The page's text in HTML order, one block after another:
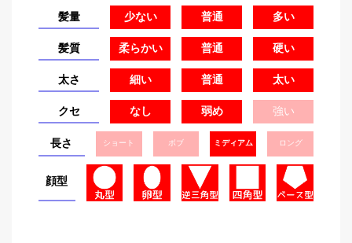
髪量 少ない 普通 多い
髪質 柔らかい 普通 硬い
太さ 細い 普通 太い
クセ なし 弱め 強い
長さ ショート ボブ ミディアム ロング
顔型